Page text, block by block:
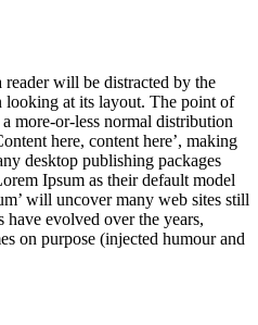
reader will be distracted by the
looking at its layout. The point of
more-or-less normal distribution
here, content here’, making
desktop publishing packages
Ipsum as their default model
will uncover many web sites still
evolved over the years,
on purpose (injected humour and